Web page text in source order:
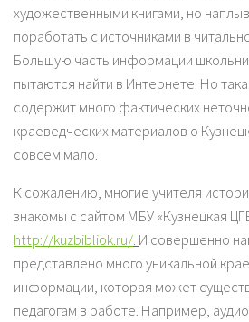
художественными книгами, но
поработать с источниками в
Большую часть информации
пытаются найти в Интернете. Но
содержит много фактических
краеведческих материалов о
совсем мало.
К сожалению, многие учителя
знакомы с сайтом МБУ «Кузнецкая
http://kuzbibliok.ru/. И совершенно
представлено много уникальной
информации, которая может
педагогам в работе. Например,